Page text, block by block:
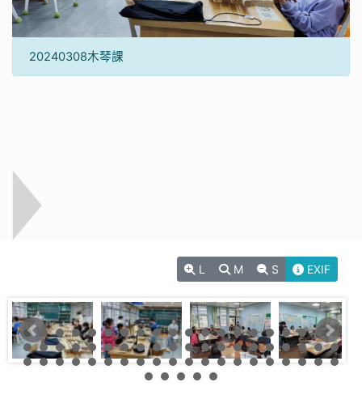
20240308木琴課
L M S EXIF